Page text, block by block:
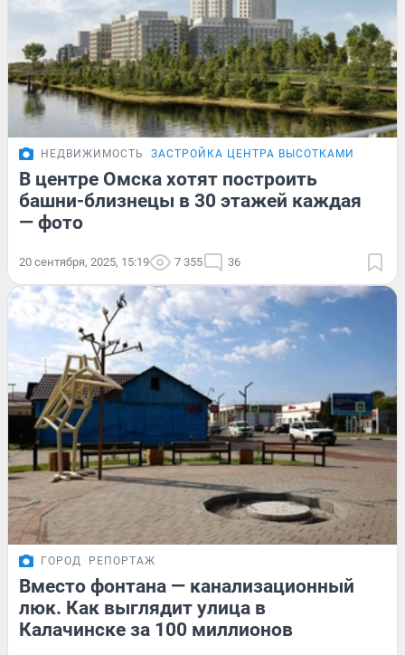
НЕДВИЖИМОСТЬ ЗАСТРОЙКА ЦЕНТРА ВЫСОТКАМИ
В центре Омска хотят построить
башни-близнецы в 30 этажей каждая
— фото
20 сентября, 2025, 15:19 7 355 36
ГОРОД РЕПОРТАЖ
Вместо фонтана — канализационный
люк. Как выглядит улица в
Калачинске за 100 миллионов